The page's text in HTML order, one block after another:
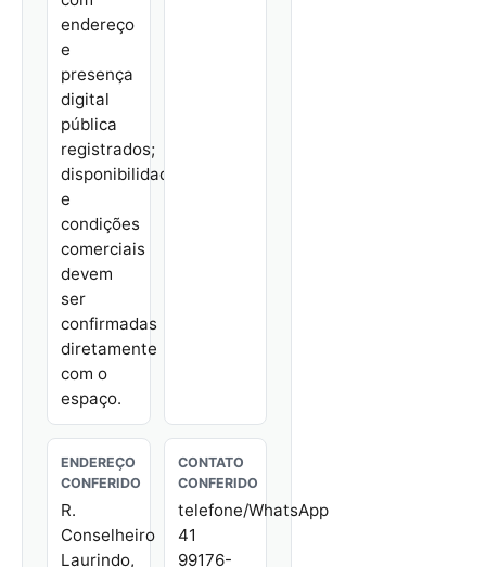
endereço
e
presença
digital
pública
registrados;
disponibilidade
e
condições
comerciais
devem
ser
confirmadas
diretamente
com o
espaço.
ENDEREÇO
CONFERIDO
R.
Conselheiro
Laurindo,
CONTATO
CONFERIDO
telefone/WhatsApp
41
99176-